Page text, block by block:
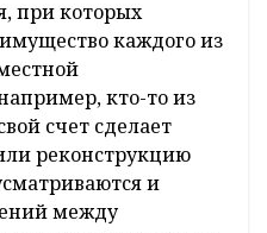
при которых
каждого из
кто-то из
счет сделает
реконструкцию
и
между